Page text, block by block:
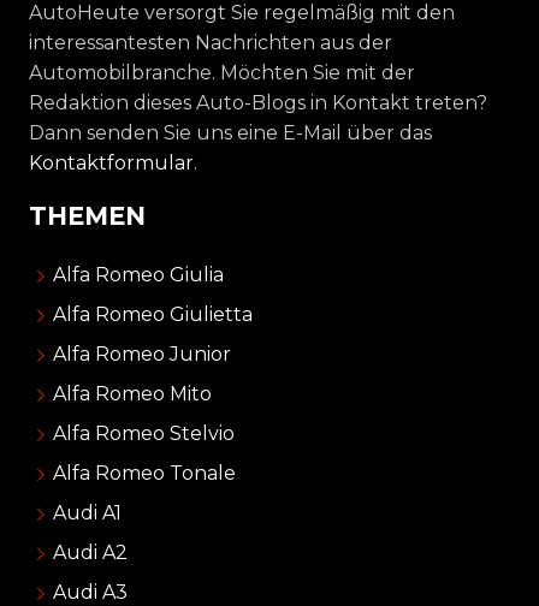
AutoHeute versorgt Sie regelmäßig mit den
interessantesten Nachrichten aus der
Automobilbranche. Möchten Sie mit der
Redaktion dieses Auto-Blogs in Kontakt treten?
Dann senden Sie uns eine E-Mail über das
Kontaktformular.
THEMEN
Alfa Romeo Giulia
Alfa Romeo Giulietta
Alfa Romeo Junior
Alfa Romeo Mito
Alfa Romeo Stelvio
Alfa Romeo Tonale
Audi A1
Audi A2
Audi A3